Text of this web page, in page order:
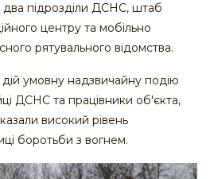
два підрозділи ДСНС, штаб
центру та мобільно
рятувального відомства.
умовну надзвичайну подію
ДСНС та працівники об'єкта,
високий рівень
боротьби з вогнем.